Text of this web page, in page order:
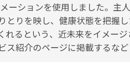
ーションを使用しました。主
とりを映し、健康状態を把握
れるという、近未来をイメー
ス紹介のページに掲載するな